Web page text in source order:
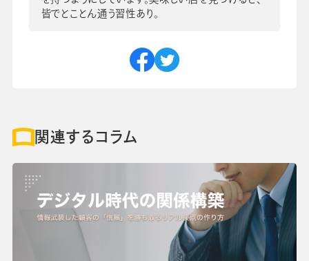
皆でとことん通う習性あり。
関連するコラム